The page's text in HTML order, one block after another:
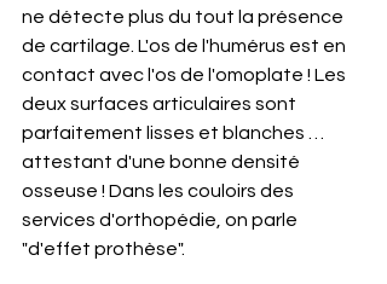
ne détecte plus du tout la présence
de cartilage. L'os de l'humérus est en
contact avec l'os de l'omoplate ! Les
deux surfaces articulaires sont
parfaitement lisses et blanches …
attestant d'une bonne densité
osseuse ! Dans les couloirs des
services d'orthopédie, on parle
"d'effet prothèse".